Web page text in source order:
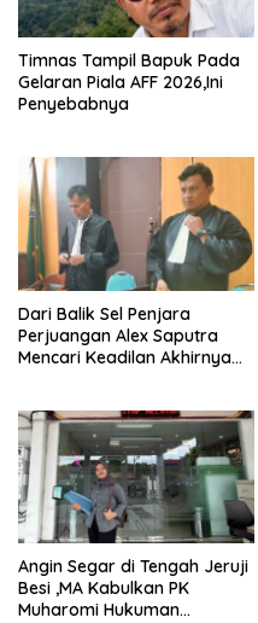
Timnas Tampil Bapuk Pada
Gelaran Piala AFF 2026,Ini
Penyebabnya
Dari Balik Sel Penjara
Perjuangan Alex Saputra
Mencari Keadilan Akhirnya
Angin Segar di Tengah Jeruji
Besi ,MA Kabulkan PK
Muharomi Hukuman